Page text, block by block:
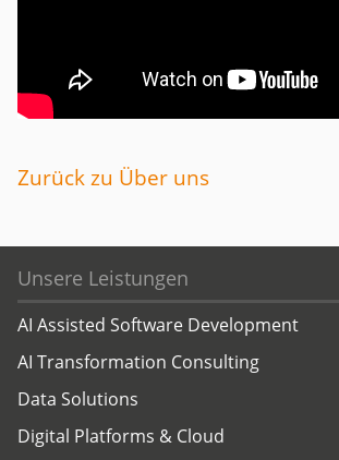
Zurück zu Über uns
Unsere Leistungen
AI Assisted Software Development
AI Transformation Consulting
Data Solutions
Digital Platforms & Cloud